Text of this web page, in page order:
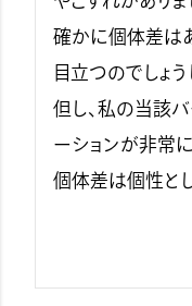
確かに個体差は
目立つのでしょう
但し、私の当該
ーションが非常に
個体差は個性と